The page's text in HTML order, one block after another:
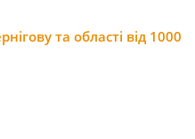
та області від 1000